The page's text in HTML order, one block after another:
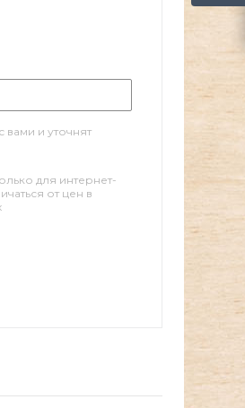
и уточнят
для интернет-
от цен в